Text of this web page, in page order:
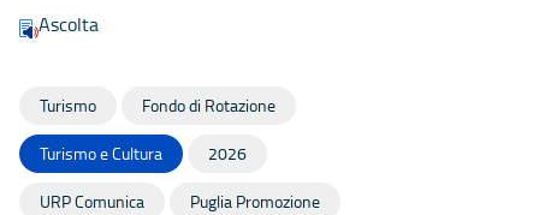
Ascolta
Turismo Fondo di Rotazione
Turismo e Cultura 2026
URP Comunica Puglia Promozione